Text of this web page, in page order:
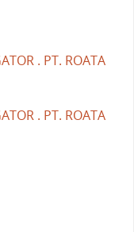
. PT. ROATA
. PT. ROATA